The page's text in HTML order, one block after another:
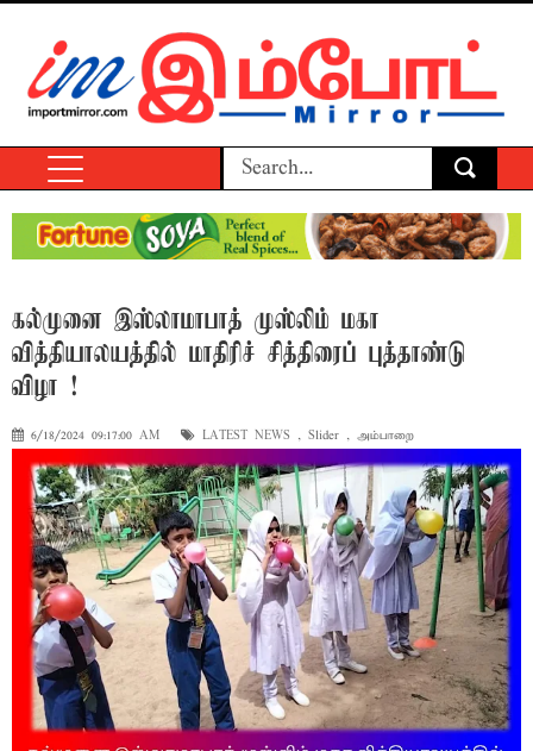
கல்முனை இஸ்லாமாபாத் முஸ்லிம் மகா
வித்தியாலயத்தில் மாதிரிச் சித்திரைப் புத்தாண்டு
விழா !
6/18/2024 09:17:00 AM LATEST NEWS , Slider , அம்பாறை